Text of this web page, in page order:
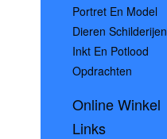
Portret En Model
Dieren Schilderijen
Inkt En Potlood
Opdrachten
Online Winkel
Links